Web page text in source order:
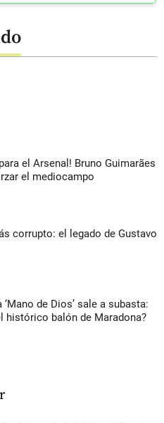
el Arsenal! Bruno Guimarães
el mediocampo
corrupto: el legado de Gustavo
de Dios’ sale a subasta:
histórico balón de Maradona?